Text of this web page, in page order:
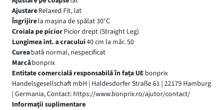
AjustareRelaxed Fit, lat
Îngrijirela maşina de spălat 30°C
Croiala pe piciorPicior drept (Straight Leg)
Lungimea int. a cracului40 cm la măr. 50
Cureabată normal, nespecificat
Marcăbonprix
Entitate comercială responsabilă în fața UE bonprix
Handelsgesellschaft mbH | Haldesdorfer Straße 61 | 22179 Hamburg
| Germania, Contact: https://www.bonprix.ro/ajutor/contact/
Informaţii suplimentare